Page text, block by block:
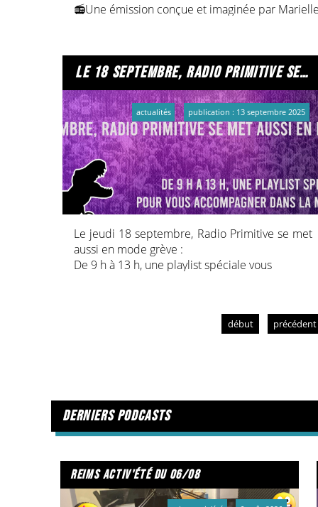
📻Une émission conçue et imaginée par
leur parcours, leur pays d’origine, leur regard
🎧Si vous n'avez pas eu l'occasion d'écouter le
Episode 1
le 18 septembre, radio primitive se met aussi en mode grève !
actualités publication : 13 septembre 2025
Le jeudi 18 septembre, Radio Primitive se met
aussi en mode grève :
De 9 h à 13 h, une playlist spéciale vous
début précédent
derniers podcasts
reims activ'été du 06/08